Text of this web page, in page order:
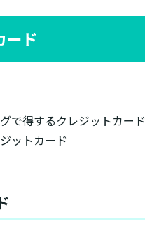
ード
で得するクレジットカード
ットカード